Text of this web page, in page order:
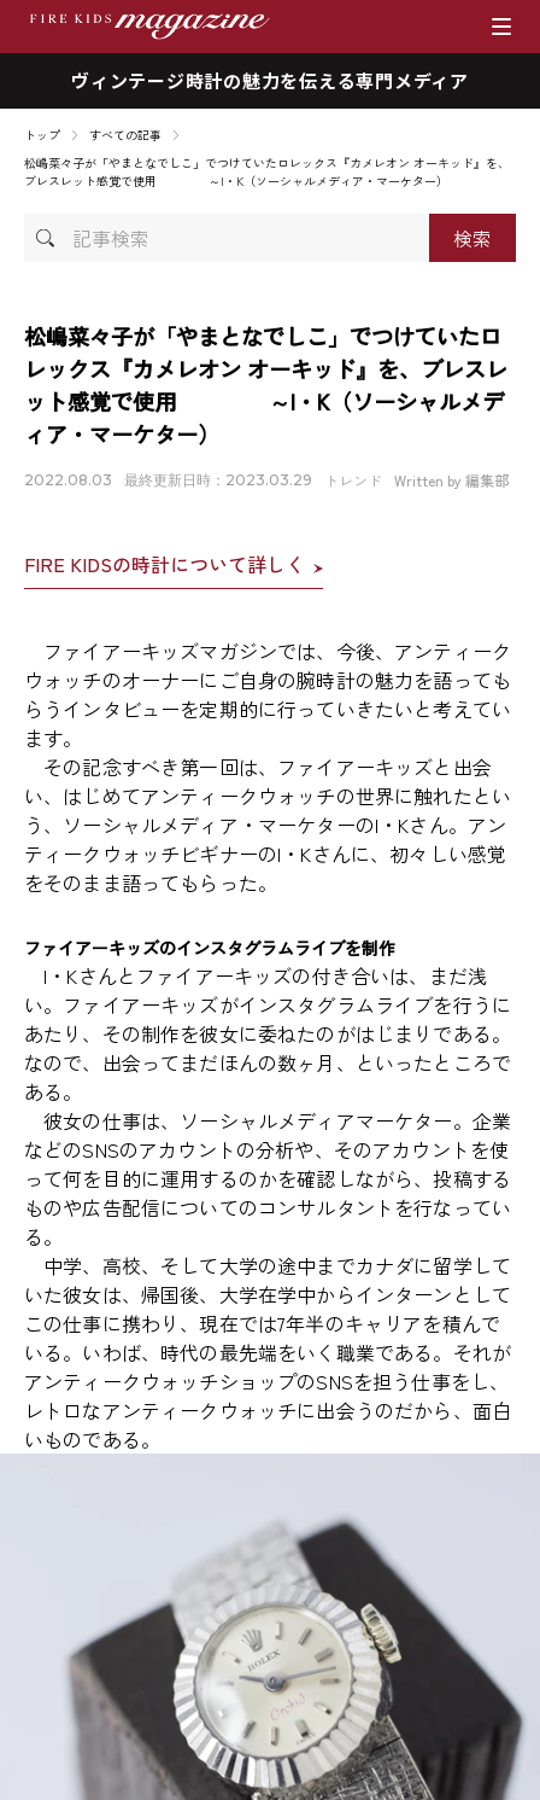
ヴィンテージ時計の魅力を伝える専門メディア
ブランド
商品一覧
店舗情報
私たちの想い
採用情報
トップ
すべての記事
松嶋菜々子が「やまとなでしこ」でつけていたロレックス『カメレオン オーキッド』を、
ブレスレット感覚で使用 ～I・K（ソーシャルメディア・マーケター）
記
松嶋菜々子が「やまとなでしこ」でつけていたロ
レックス『カメレオン オーキッド』を、ブレスレ
ット感覚で使用 ～I・K（ソーシャルメデ
ィア・マーケター）
2022.08.03 最終更新日時：2023.03.29 トレンド Written by 編集部
FIRE KIDSの時計について詳しく
ファイアーキッズマガジンでは、今後、アンティーク
ウォッチのオーナーにご自身の腕時計の魅力を語っても
らうインタビューを定期的に行っていきたいと考えてい
ます。
その記念すべき第一回は、ファイアーキッズと出会
い、はじめてアンティークウォッチの世界に触れたとい
う、ソーシャルメディア・マーケターのI・Kさん。アン
ティークウォッチビギナーのI・Kさんに、初々しい感覚
をそのまま語ってもらった。
ファイアーキッズのインスタグラムライブを制作
I・Kさんとファイアーキッズの付き合いは、まだ浅
い。ファイアーキッズがインスタグラムライブを行うに
あたり、その制作を彼女に委ねたのがはじまりである。
なので、出会ってまだほんの数ヶ月、といったところで
ある。
彼女の仕事は、ソーシャルメディアマーケター。企業
などのSNSのアカウントの分析や、そのアカウントを使
って何を目的に運用するのかを確認しながら、投稿する
ものや広告配信についてのコンサルタントを行なってい
る。
中学、高校、そして大学の途中までカナダに留学して
いた彼女は、帰国後、大学在学中からインターンとして
この仕事に携わり、現在では7年半のキャリアを積んで
いる。いわば、時代の最先端をいく職業である。それが
アンティークウォッチショップのSNSを担う仕事をし、
レトロなアンティークウォッチに出会うのだから、面白
いものである。